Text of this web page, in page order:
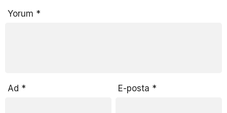
Yorum *
Ad * E-posta *